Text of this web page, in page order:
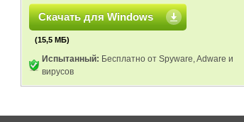
Скачать для Windows
(15,5 МБ)
Испытанный: Бесплатно от Spyware, Adware и
вирусов